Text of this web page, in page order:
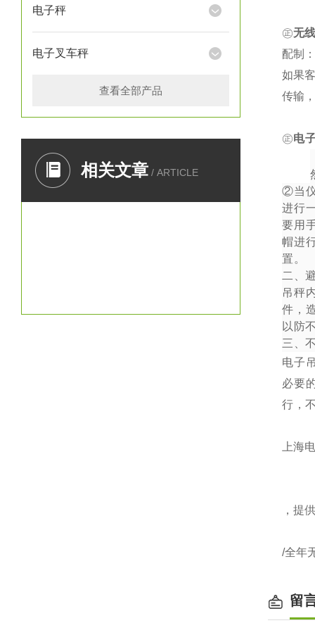
电子秤
电子叉车秤
查看全部产品
相关文章 / ARTICLE
㊣无
配制
如果
传输
㊣电
②当
进行
要用
帽进
置。
二、
吊秤
件，
以防
三、
电子
必要
行，
上海
，提
/全年
留